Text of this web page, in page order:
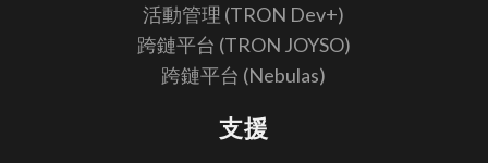
活動管理 (TRON Dev+)
跨鏈平台 (TRON JOYSO)
跨鏈平台 (Nebulas)
支援